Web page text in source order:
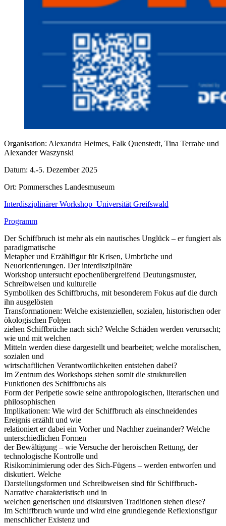
Organisation: Alexandra Heimes, Falk Quenstedt, Tina Terrahe und
Alexander Waszynski
Datum: 4.-5. Dezember 2025
Ort: Pommersches Landesmuseum
Interdisziplinärer Workshop Universität Greifswald
Programm
Der Schiffbruch ist mehr als ein nautisches Unglück – er fungiert als
paradigmatische
Metapher und Erzählfigur für Krisen, Umbrüche und
Neuorientierungen. Der interdisziplinäre
Workshop untersucht epochenübergreifend Deutungsmuster,
Schreibweisen und kulturelle
Symboliken des Schiffbruchs, mit besonderem Fokus auf die durch
ihn ausgelösten
Transformationen: Welche existenziellen, sozialen, historischen oder
ökologischen Folgen
ziehen Schiffbrüche nach sich? Welche Schäden werden verursacht;
wie und mit welchen
Mitteln werden diese dargestellt und bearbeitet; welche moralischen,
sozialen und
wirtschaftlichen Verantwortlichkeiten entstehen dabei?
Im Zentrum des Workshops stehen somit die strukturellen
Funktionen des Schiffbruchs als
Form der Peripetie sowie seine anthropologischen, literarischen und
philosophischen
Implikationen: Wie wird der Schiffbruch als einschneidendes
Ereignis erzählt und wie
relationiert er dabei ein Vorher und Nachher zueinander? Welche
unterschiedlichen Formen
der Bewältigung – wie Versuche der heroischen Rettung, der
technologische Kontrolle und
Risikominimierung oder des Sich-Fügens – werden entworfen und
diskutiert. Welche
Darstellungsformen und Schreibweisen sind für Schiffbruch-
Narrative charakteristisch und in
welchen generischen und diskursiven Traditionen stehen diese?
Im Schiffbruch wurde und wird eine grundlegende Reflexionsfigur
menschlicher Existenz und